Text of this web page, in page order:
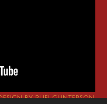
by ruei gunterson